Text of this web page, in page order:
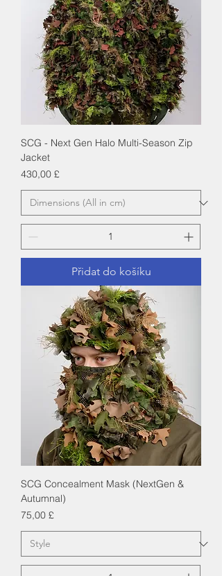
SCG - Next Gen Halo Multi-Season Zip
Jacket
Cena
430,00 £
Přidat do košíku
SCG Concealment Mask (NextGen &
Autumnal)
Cena
75,00 £